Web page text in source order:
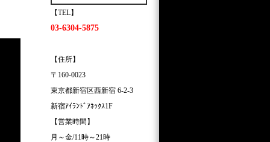
【TEL】
03-6304-5875
【住所】
〒160-0023
東京都新宿区西新宿 6-2-3
新宿ｱｲﾗﾝﾄﾞｱﾈｯｸｽ1F
【営業時間】
月～金/11時～21時